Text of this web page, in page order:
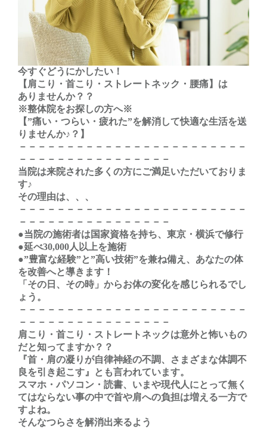
今すぐどうにかしたい！
【肩こり・首こり・ストレートネック・腰痛】は
ありませんか？？
※整体院をお探しの方へ※
【”痛い・つらい・疲れた”を解消して快適な生活を送
りませんか♪？】
－－－－－－－－－－－－－－－－－－－－－－－－
－－－－－－－－－－－－－－－－
当院は来院された多くの方にご満足いただいておりま
す♪
その理由は、、、
－－－－－－－－－－－－－－－－－－－－－－－－
－－－－－－－－－－－－－－－－
●当院の施術者は国家資格を持ち、東京・横浜で修行
●延べ30,000人以上を施術
●”豊富な経験”と”高い技術”を兼ね備え、あなたの体
を改善へと導きます！
「その日、その時」からお体の変化を感じられるでし
ょう。
－－－－－－－－－－－－－－－－－－－－－－－－
－－－－－－－－－－－－－－－－
肩こり・首こり・ストレートネックは意外と怖いもの
だと知ってますか？？
『首・肩の凝りが自律神経の不調、さまざまな体調不
良を引き起こす』とも言われています。
スマホ・パソコン・読書、いまや現代人にとって無く
てはならない事の中で首や肩への負担は増える一方で
すよね。
そんなつらさを解消出来るよう